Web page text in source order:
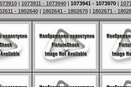
| 1073911 - 1073940 | 1073941 - 1073970 |
- 1802640| 1802641 - 1802670| 1802671 -